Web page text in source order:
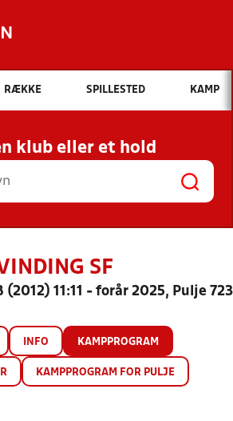
Hvad vil du søge efter?
INDHOLD OG NYHEDER
RESULTATER, KLUBBER OG
HOLD
RÆKKE SPILLESTED KAMP
klub eller et hold
SF
(2012) 11:11 - forår 2025, Pulje 723
INFO KAMPPROGRAM
KAMPPROGRAM FOR PULJE